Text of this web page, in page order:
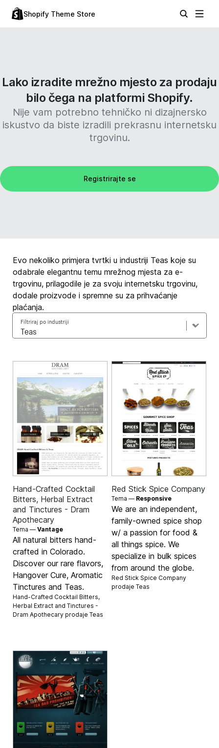
Shopify Theme Store
Lako izradite mrežno mjesto za prodaju
bilo čega na platformi Shopify.
Nije vam potrebno tehničko ni dizajnersko
iskustvo da biste izradili prekrasnu internetsku
trgovinu.
Registrirajte se
Evo nekoliko primjera tvrtki u industriji Teas koje su
odabrale elegantnu temu mrežnog mjesta za e-
trgovinu, prilagodile je za svoju internetsku trgovinu,
dodale proizvode i spremne su za prihvaćanje
plaćanja.
Filtriraj po industriji
Hand-Crafted Cocktail
Bitters, Herbal Extract
and Tinctures - Dram
Apothecary
Tema —Vantage
All natural bitters hand-
crafted in Colorado.
Discover our rare flavors,
Hangover Cure, Aromatic
Tinctures and Teas.
Hand-Crafted Cocktail Bitters,
Herbal Extract and Tinctures -
Dram Apothecary prodajeTeas
Red Stick Spice Company
Tema — Responsive
We are an independent,
family-owned spice shop
w/ a passion for food &
all things spice. We
specialize in bulk spices
from around the globe.
Red Stick Spice Company
prodaje Teas